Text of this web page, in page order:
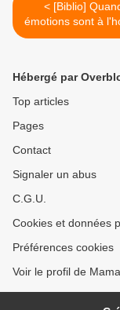
< [Biblio] Quand les
émotions sont à
petite sélection
Hébergé par
Top articles
Pages
Contact
Signaler un abus
C.G.U.
Cookies et données
Préférences cookies
Voir le profil de